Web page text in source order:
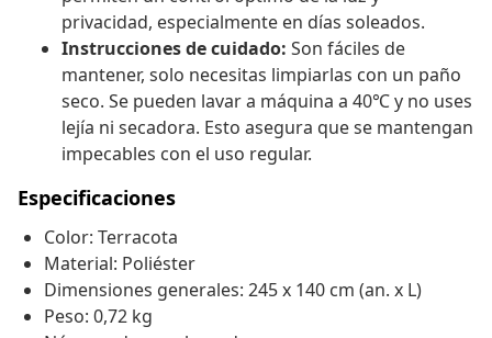
privacidad, especialmente en días soleados.
Instrucciones de cuidado: Son fáciles de
mantener, solo necesitas limpiarlas con un paño
seco. Se pueden lavar a máquina a 40℃ y no uses
lejía ni secadora. Esto asegura que se mantengan
impecables con el uso regular.
Especificaciones
Color: Terracota
Material: Poliéster
Dimensiones generales: 245 x 140 cm (an. x L)
Peso: 0,72 kg